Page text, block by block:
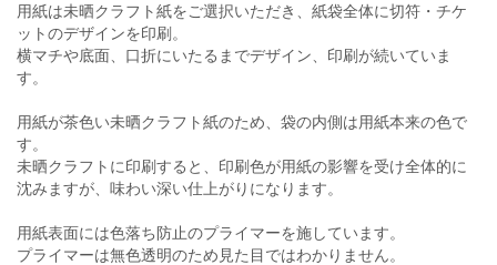
用紙は未晒クラフト紙をご選択いただき、紙袋全体に切符・チケ
ットのデザインを印刷。
横マチや底面、口折にいたるまでデザイン、印刷が続いていま
す。
用紙が茶色い未晒クラフト紙のため、袋の内側は用紙本来の色で
す。
未晒クラフトに印刷すると、印刷色が用紙の影響を受け全体的に
沈みますが、味わい深い仕上がりになります。
用紙表面には色落ち防止のプライマーを施しています。
プライマーは無色透明のため見た目ではわかりません。